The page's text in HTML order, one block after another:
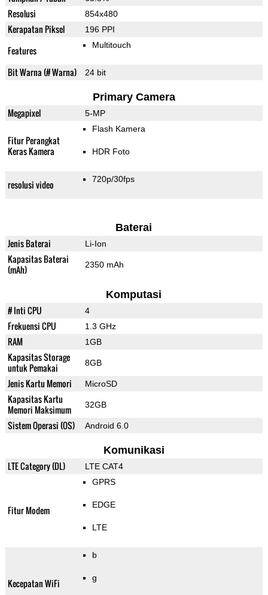
Resolusi 854x480
Kerapatan Piksel 196 PPI
Features Multitouch
Bit Warna (# Warna) 24 bit
Primary Camera
Megapixel 5-MP
Fitur Perangkat
Keras Kamera
Flash Kamera
HDR Foto
resolusi video 720p/30fps
Baterai
Jenis Baterai Li-Ion
Kapasitas Baterai
(mAh)
2350 mAh
Komputasi
# Inti CPU 4
Frekuensi CPU 1.3 GHz
RAM 1GB
Kapasitas Storage
untuk Pemakai
8GB
Jenis Kartu Memori MicroSD
Kapasitas Kartu
Memori Maksimum
32GB
Sistem Operasi (OS) Android 6.0
Komunikasi
LTE Category (DL) LTE CAT4
Fitur Modem
GPRS
EDGE
LTE
Kecepatan WiFi
b
g